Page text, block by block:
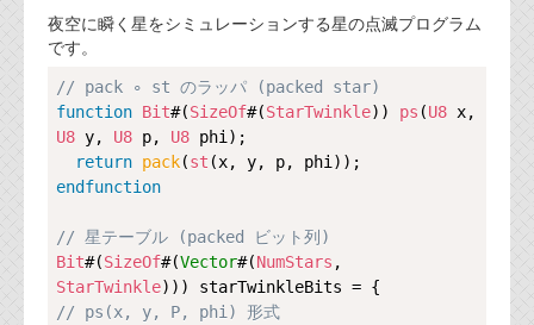
夜空に瞬く星をシミュレーションする星の点滅プログラム
です。
// pack ∘ st のラッパ (packed star)
function Bit#(SizeOf#(StarTwinkle)) ps (U8
U8 y, U8 p, U8 phi);
return pack(st
endfunction
// 星テーブル (packed ビット列)
Bit#(SizeOf#(Vector#(NumStars
StarTwinkle
// ps(x, y, P, phi) 形式